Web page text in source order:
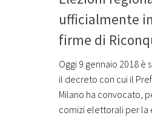
ufficialmente
firme di
Oggi 9 gennaio 2018
il decreto con cui il
Milano ha convocato,
comizi elettorali per